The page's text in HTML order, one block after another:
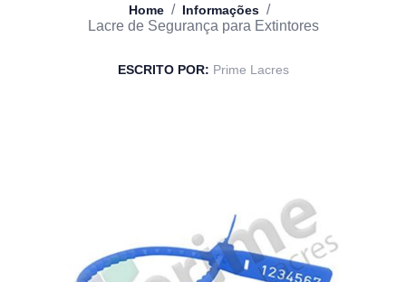
Home / Informações /
Lacre de Segurança para Extintores
ESCRITO POR: Prime Lacres